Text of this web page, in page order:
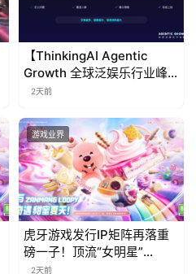
【ThinkingAI Agentic
Growth 全球泛娱乐行业峰
会】Agent 时代，人到底负
2天前
游戏业界
虎牙游戏发行IP矩阵再落重
磅一子！顶流“女明星”
ZANMANG LOOPY 正版3D
2天前